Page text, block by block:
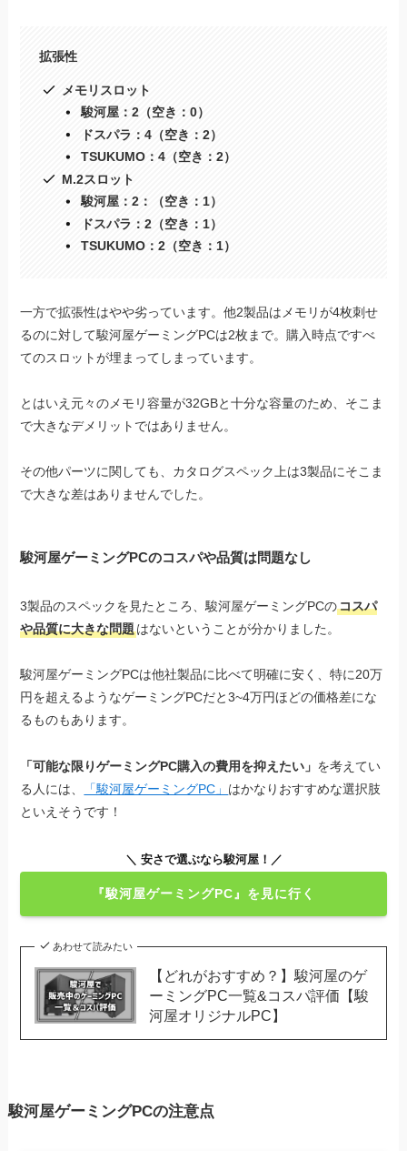
拡張性
メモリスロット
駿河屋：2（空き：0）
ドスパラ：4（空き：2）
TSUKUMO：4（空き：2）
M.2スロット
駿河屋：2：（空き：1）
ドスパラ：2（空き：1）
TSUKUMO：2（空き：1）
一方で拡張性はやや劣っています。他2製品はメモリが4枚刺せ
るのに対して駿河屋ゲーミングPCは2枚まで。購入時点ですべ
てのスロットが埋まってしまっています。
とはいえ元々のメモリ容量が32GBと十分な容量のため、そこま
で大きなデメリットではありません。
その他パーツに関しても、カタログスペック上は3製品にそこま
で大きな差はありませんでした。
駿河屋ゲーミングPCのコスパや品質は問題なし
3製品のスペックを見たところ、駿河屋ゲーミングPCのコスパ
や品質に大きな問題はないということが分かりました。
駿河屋ゲーミングPCは他社製品に比べて明確に安く、特に20万
円を超えるようなゲーミングPCだと3~4万円ほどの価格差にな
るものもあります。
「可能な限りゲーミングPC購入の費用を抑えたい」 を考えてい
る人には、
「駿河屋ゲーミングPC」 はかなりおすすめな選択肢
といえそうです！
＼ 安さで選ぶなら駿河屋！／
『駿河屋ゲーミングPC』を見に行く
あわせて読みたい
【どれがおすすめ？】駿河屋のゲ
ーミングPC一覧&コスパ評価【駿
河屋オリジナルPC】
駿河屋ゲーミングPCの注意点